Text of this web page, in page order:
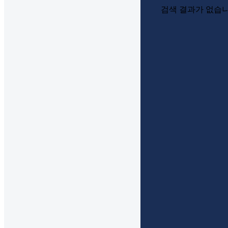
검색 결과가 없습